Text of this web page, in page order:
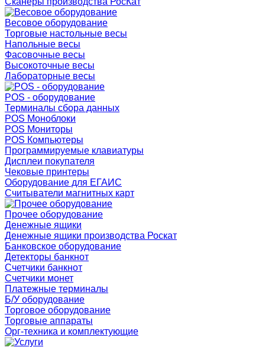
Весовое оборудование
Торговые настольные весы
Напольные весы
Фасовочные весы
Высокоточные весы
Лабораторные весы
POS - оборудование
Терминалы сбора данных
POS Моноблоки
POS Мониторы
POS Компьютеры
Программируемые клавиатуры
Дисплеи покупателя
Чековые принтеры
Оборудование для ЕГАИС
Считыватели магнитных карт
Прочее оборудование
Денежные ящики
Денежные ящики производства Роскат
Банковское оборудование
Детекторы банкнот
Счетчики банкнот
Счетчики монет
Платежные терминалы
Б/У оборудование
Торговое оборудование
Торговые аппараты
Орг-техника и комплектующие